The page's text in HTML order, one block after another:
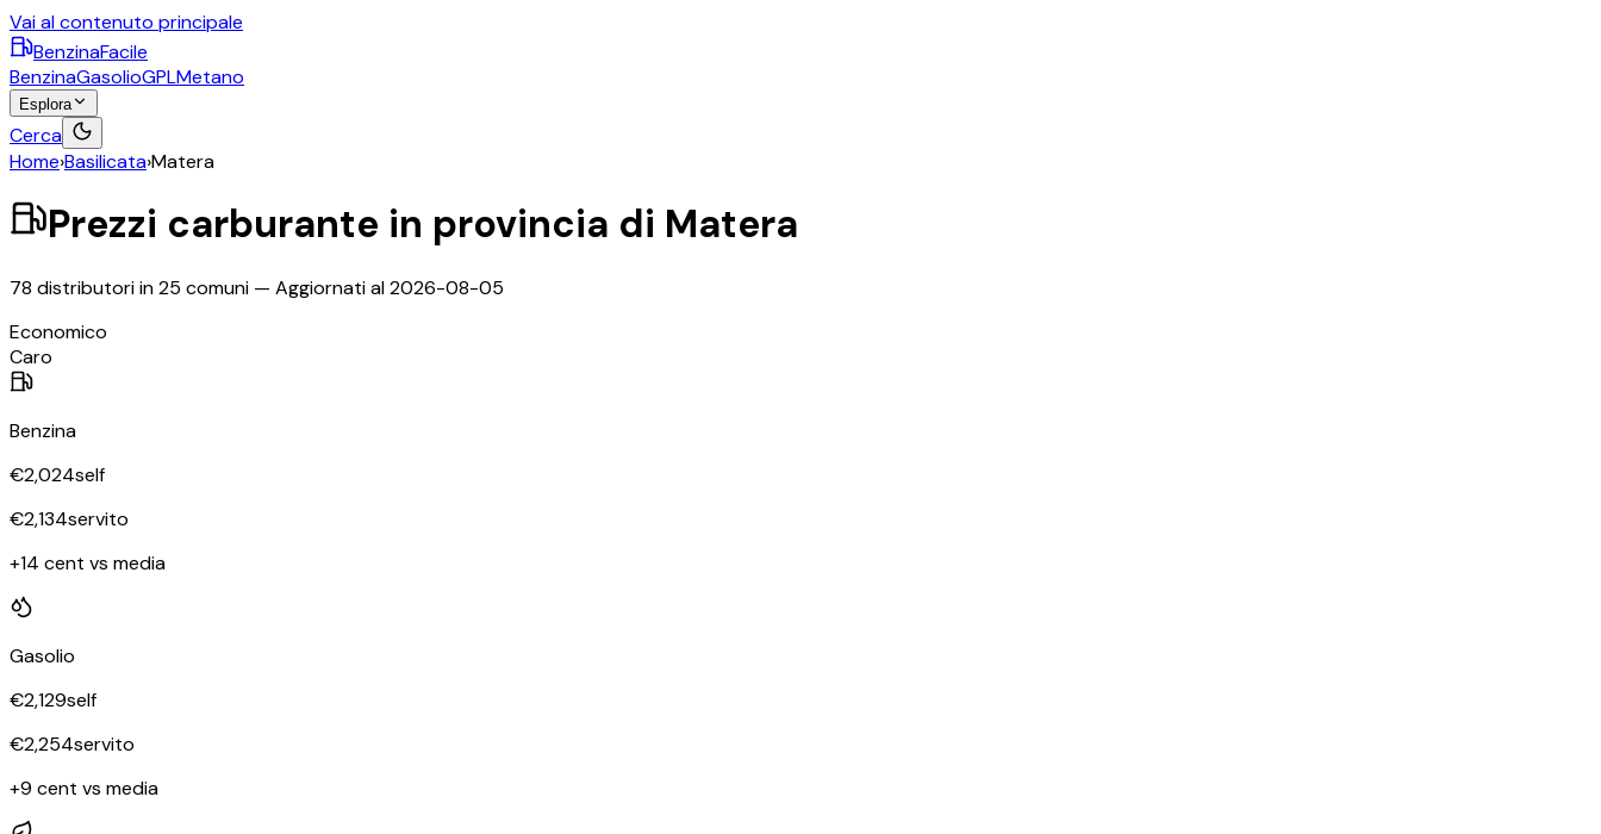
Vai al contenuto principale
BenzinaFacile
BenzinaGasolioGPLMetano
Esplora
Cerca
Home›Basilicata›Matera
Prezzi carburante in provincia di Matera
78 distributori in25 comuni — Aggiornati al2026-08-05
Economico
Caro
Benzina
€2,024self
€2,134servito
+14 cent vs media
Gasolio
€2,129self
€2,254servito
+9 cent vs media